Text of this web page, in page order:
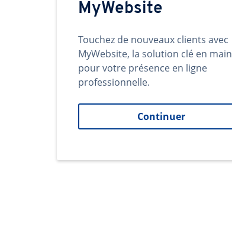
MyWebsite
Touchez de nouveaux clients avec
MyWebsite, la solution clé en main
pour votre présence en ligne
professionnelle.
Continuer